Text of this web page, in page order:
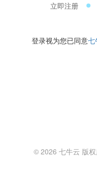
立即注册
登录视为您已同意七
© 2026 七牛云 版